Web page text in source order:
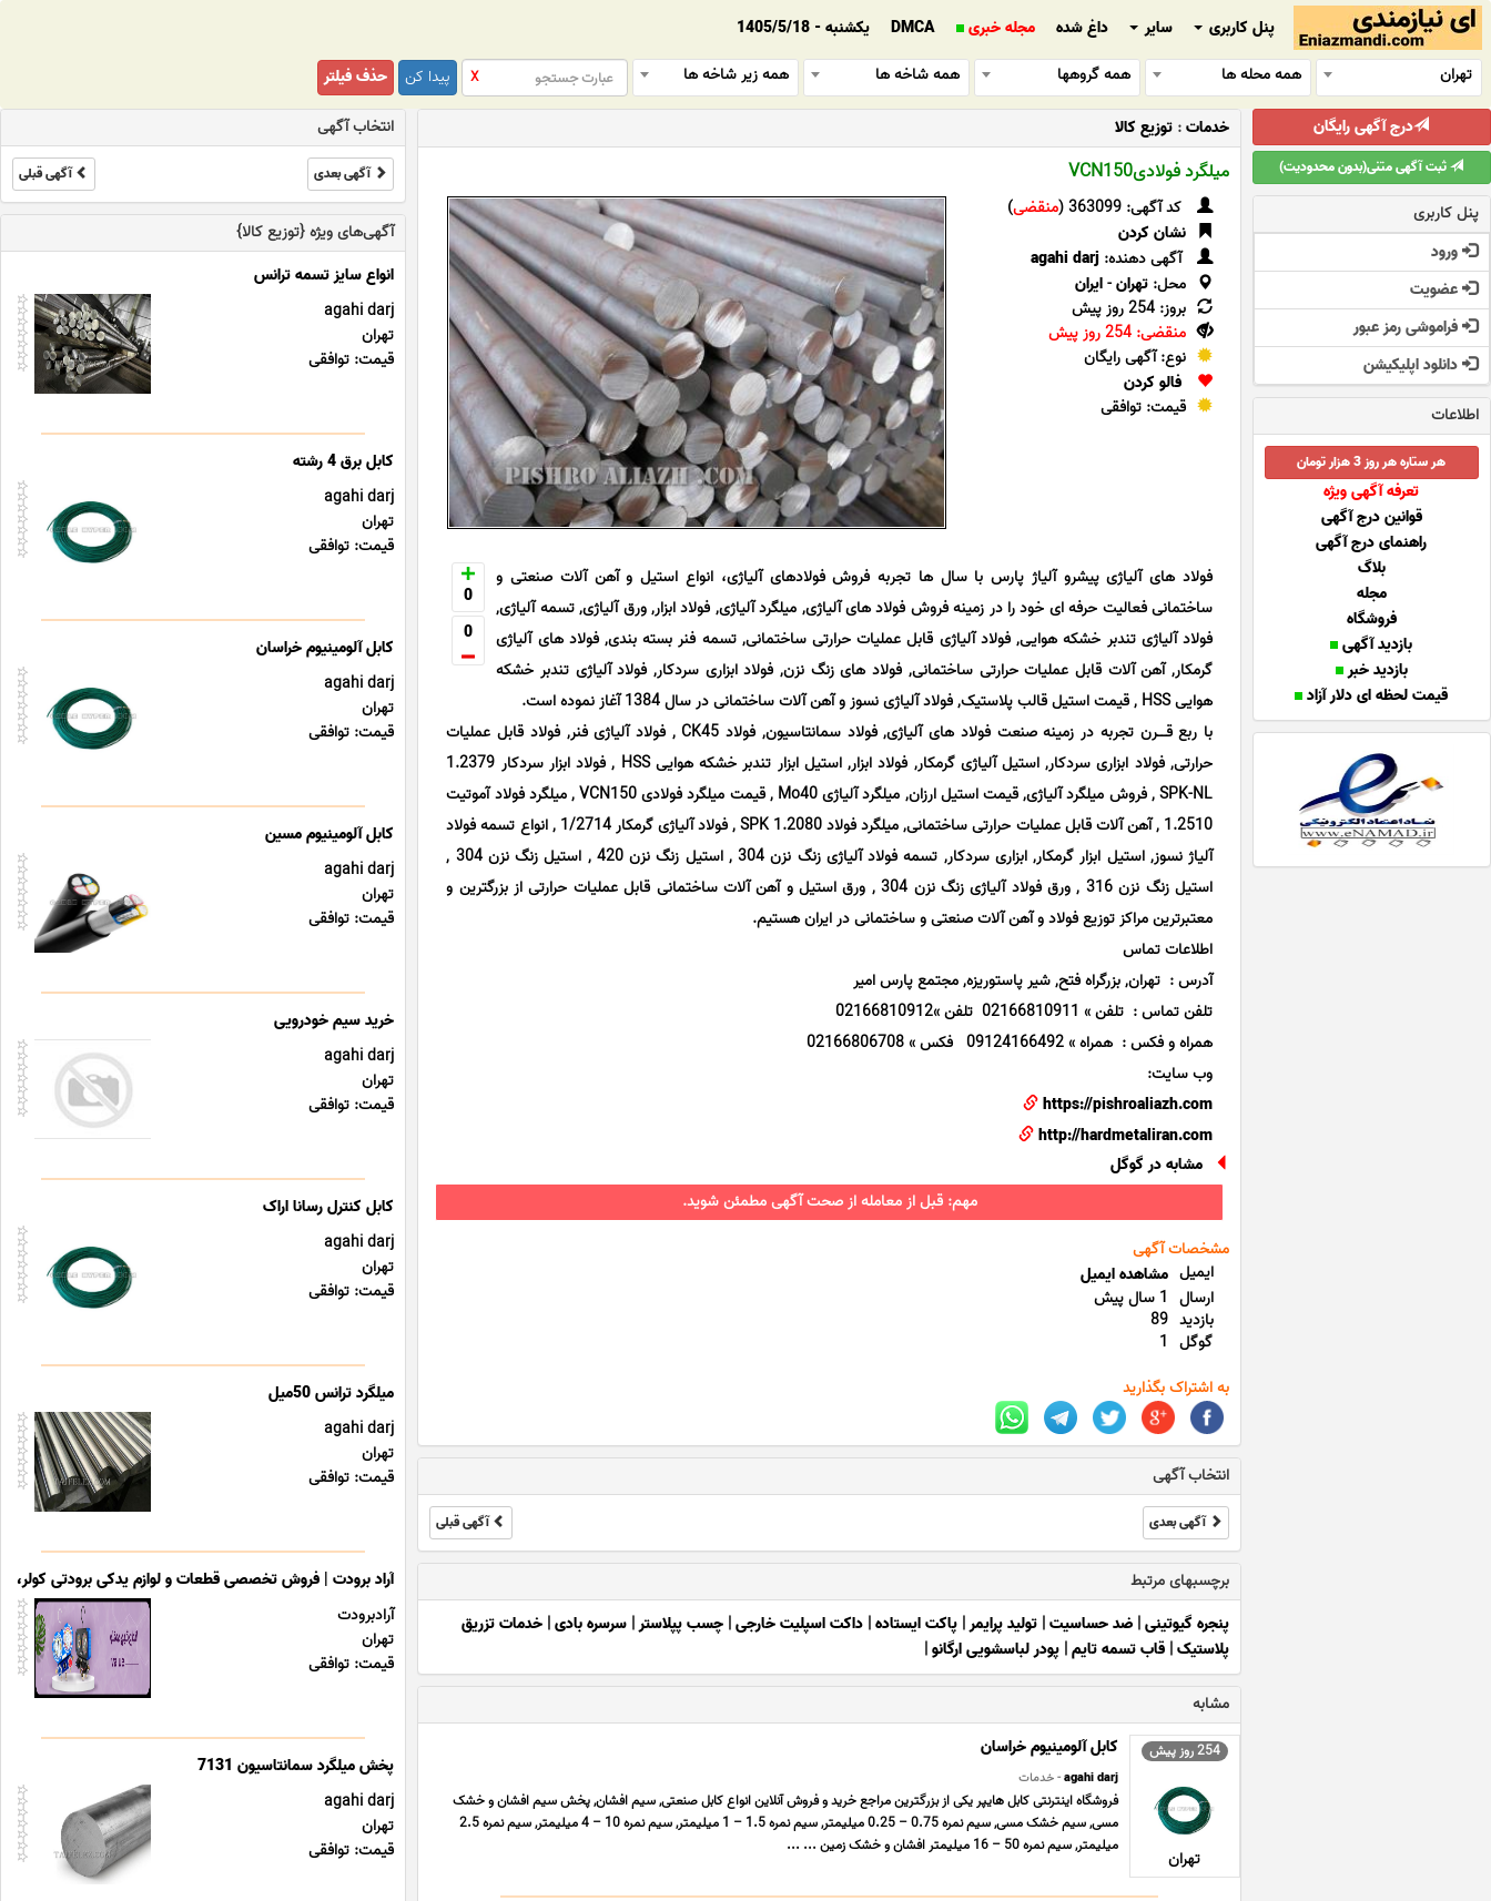
پنل کاربری سایر داغ شده مجله خبری DMCA
یکشنبه - 1405/5/18
تهران
همه محله ها همه گروهها همه شاخه ها همه زیر شاخه ها X پیدا کن
حذف فیلتر
خدمات:توزیع کالا
میلگرد فولادیVCN150
کد آگهی: 363099 ( منقضی)
نشان کردن
آگهی دهنده:agahi darj
محل:تهران-ایران
بروز: 254 روز پیش
منقضی: 254 روز پیش
نوع: آگهی رایگان
فالو کردن
قیمت: توافقی
0
0
فولاد های آلیاژی پیشرو آلیاژ پارس با سال ها تجربه فروش فولادهای آلیاژی، انواع استیل و آهن آلات صنعتی و
ساختمانی فعالیت حرفه ای خود را در زمینه فروش فولاد های آلیاژی, میلگرد آلیاژی, فولاد ابزار, ورق آلیاژی, تسمه آلیاژی,
فولاد آلیاژی تندبر خشکه هوایی, فولاد آلیاژی قابل عملیات حرارتی ساختمانی, تسمه فنر بسته بندی, فولاد های آلیاژی
گرمکار, آهن آلات قابل عملیات حرارتی ساختمانی, فولاد های زنگ نزن, فولاد ابزاری سردکار, فولاد آلیاژی تندبر خشکه
هوایی HSS , قیمت استیل قالب پلاستیک, فولاد آلیاژی نسوز و آهن آلات ساختمانی در سال 1384 آغاز نموده است.
با ربع قــرن تجربه در زمینه صنعت فولاد های آلیاژی, فولاد سمانتاسیون, فولاد CK45 , فولاد آلیاژی فنر, فولاد قابل عملیات
حرارتی, فولاد ابزاری سردکار, استیل آلیاژی گرمکار, فولاد ابزار, استیل ابزار تندبر خشکه هوایی HSS , فولاد ابزار سردکار 1.2379
SPK-NL , فروش میلگرد آلیاژی, قیمت استیل ارزان, میلگرد آلیاژی Mo40 , قیمت میلگرد فولادی VCN150 , میلگرد فولاد آموتیت
1.2510 , آهن آلات قابل عملیات حرارتی ساختمانی, میلگرد فولاد SPK 1.2080 , فولاد آلیاژی گرمکار 1/2714 , انواع تسمه فولاد
آلیاژ نسوز, استیل ابزار گرمکار, ابزاری سردکار, تسمه فولاد آلیاژی زنگ نزن 304 , استیل زنگ نزن 420 , استیل زنگ نزن 304 ,
استیل زنگ نزن 316 , ورق فولاد آلیاژی زنگ نزن 304 , ورق استیل و آهن آلات ساختمانی قابل عملیات حرارتی از بزرگترین و
معتبرترین مراکز توزیع فولاد و آهن آلات صنعتی و ساختمانی در ایران هستیم.
اطلاعات تماس
آدرس : تهران, بزرگراه فتح, شیر پاستوریزه, مجتمع پارس امیر
تلفن تماس : تلفن » 02166810911 تلفن »02166810912
همراه و فکس : همراه » 09124166492 فکس » 02166806708
وب سایت:
https://pishroaliazh.com
http://hardmetaliran.com
مشابه در گوگل
مهم: قبل از معامله از صحت آگهی مطمئن شوید.
مشخصات آگهی
ایمیل مشاهده ایمیل
ارسال 1 سال پیش
بازدید 89
گوگل 1
به اشتراک بگذارید
انتخاب آگهی
آگهی بعدی آگهی قبلی
برچسبهای مرتبط
پنجره گیوتینی|ضد حساسیت|تولید پرایمر|پاکت ایستاده|داکت اسپلیت خارجی|چسب پپلاستر|سرسره بادی|خدمات تزریق
پلاستیک|قاب تسمه تایم|پودر لباسشویی ارگانو|
مشابه
254 روز پیش
تهران
کابل آلومینیوم خراسان
agahi darj- خدمات
فروشگاه اینترنتی کابل هایپر یکی از بزرگترین مراجع خرید و فروش آنلاین انواع کابل صنعتی, سیم افشان, پخش سیم افشان و خشک
مسی, سیم خشک مسی, سیم نمره 0.75 – 0.25 میلیمتر, سیم نمره 1.5 – 1 میلیمتر, سیم نمره 10 – 4 میلیمتر, سیم نمره 2.5
میلیمتر, سیم نمره 50 – 16 میلیمتر افشان و خشک زمین ... ...
انتخاب آگهی
آگهی بعدی آگهی قبلی
آگهی‌های ویژه {توزیع کالا}
agahi darj
تهران
قیمت: توافقی
کابل برق 4 رشته
agahi darj
تهران
قیمت: توافقی
کابل آلومینیوم خراسان
agahi darj
تهران
قیمت: توافقی
کابل آلومینیوم مسین
agahi darj
تهران
قیمت: توافقی
خرید سیم خودرویی
agahi darj
تهران
قیمت: توافقی
کابل کنترل رسانا اراک
agahi darj
تهران
قیمت: توافقی
agahi darj
تهران
قیمت: توافقی
آراد برودت | فروش تخصصی قطعات و لوازم یدکی برودتی کولر،
آرادبرودت
تهران
قیمت: توافقی
agahi darj
تهران
قیمت: توافقی
درج آگهی رایگان
ثبت آگهی متنی(بدون محدودیت)
پنل کاربری
ورود
عضویت
فراموشی رمز عبور
دانلود اپلیکیشن
اطلاعات
هر ستاره هر روز 3 هزار تومان
تعرفه آگهی ویژه
قوانین درج آگهی
راهنمای درج آگهی
بلاگ
مجله
فروشگاه
بازدید آگهی
بازدید خبر
قیمت لحظه ای دلار آزاد